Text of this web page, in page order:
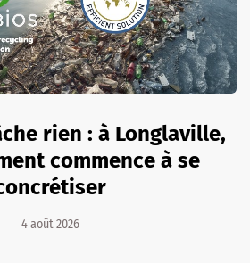
rien : à Longlaville,
commence à se
4 août 2026